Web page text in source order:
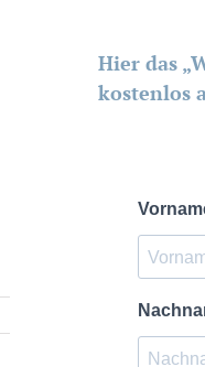
Hier das
kostenlos